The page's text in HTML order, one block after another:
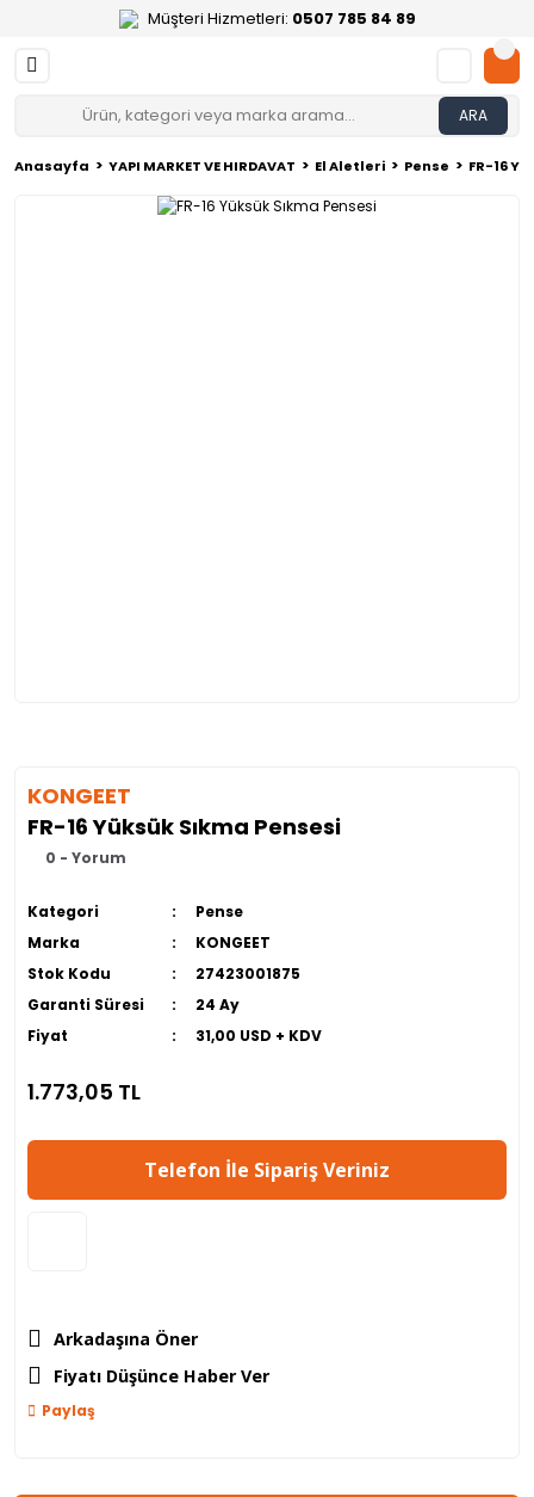
Müşteri Hizmetleri: 0507 785 84 89
ARA
Anasayfa YAPI MARKET VE HIRDAVAT El Aletleri Pense FR-16
KONGEET
FR-16 Yüksük Sıkma Pensesi
0 - Yorum
Kategori
Pense
Marka
KONGEET
Stok Kodu
27423001875
Garanti Süresi
24 Ay
Fiyat
31,00 USD + KDV
1.773,05 TL
Telefon İle Sipariş Veriniz
Arkadaşına Öner
Fiyatı Düşünce Haber Ver
Paylaş